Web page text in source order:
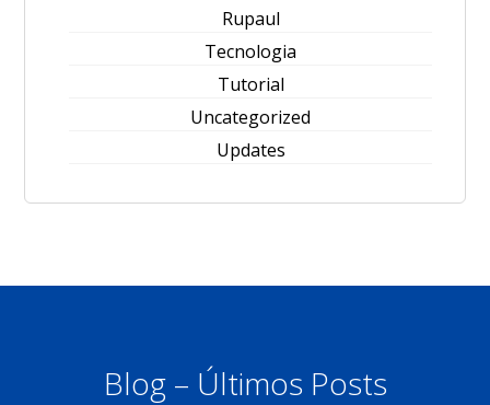
Rupaul
Tecnologia
Tutorial
Uncategorized
Updates
Blog – Últimos Posts